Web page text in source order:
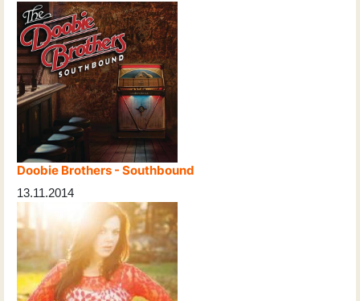
Doobie Brothers - Southbound
13.11.2014